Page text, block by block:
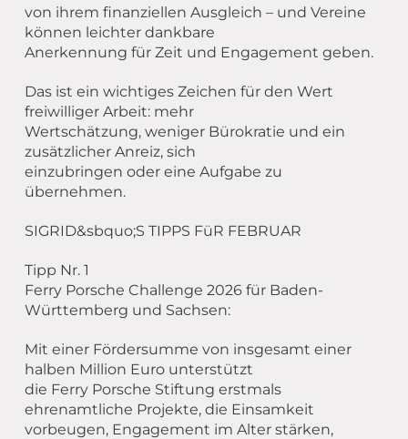
von ihrem finanziellen Ausgleich – und Vereine
können leichter dankbare
Anerkennung für Zeit und Engagement geben.
Das ist ein wichtiges Zeichen für den Wert
freiwilliger Arbeit: mehr
Wertschätzung, weniger Bürokratie und ein
zusätzlicher Anreiz, sich
einzubringen oder eine Aufgabe zu
übernehmen.
SIGRID&sbquo;S TIPPS FüR FEBRUAR
Tipp Nr. 1
Ferry Porsche Challenge 2026 für Baden-
Württemberg und Sachsen:
Mit einer Fördersumme von insgesamt einer
halben Million Euro unterstützt
die Ferry Porsche Stiftung erstmals
ehrenamtliche Projekte, die Einsamkeit
vorbeugen, Engagement im Alter stärken,